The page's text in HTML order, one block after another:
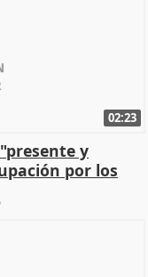
02:23
y
por los